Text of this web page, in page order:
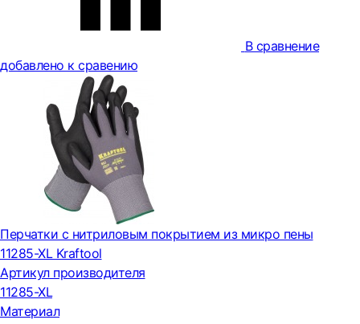
В сравнение
добавлено к сравению
Перчатки с нитриловым покрытием из микро пены
11285-XL Kraftool
Артикул производителя
11285-XL
Материал